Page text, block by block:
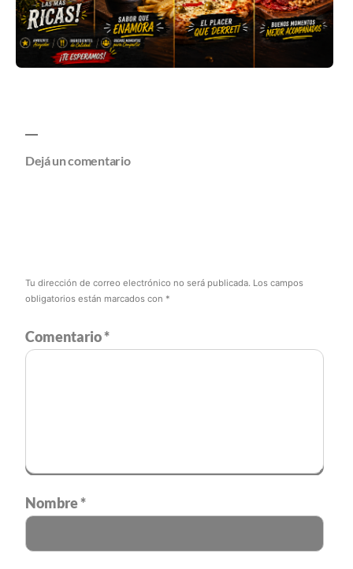
Dejá un comentario
Tu dirección de correo electrónico no será publicada. Los campos
obligatorios están marcados con *
Comentario*
Nombre*